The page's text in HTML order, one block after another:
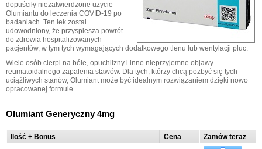
dopuściły niezatwierdzone użycie
Olumiantu do leczenia COVID-19 po
badaniach. Ten lek został
udowodniony, że przyspiesza powrót
do zdrowia hospitalizowanych
pacjentów, w tym tych wymagających dodatkowego tlenu lub wentylacji płuc.
Wiele osób cierpi na bóle, opuchlizny i inne nieprzyjemne objawy
reumatoidalnego zapalenia stawów. Dla tych, którzy chcą pozbyć się tych
uciążliwych stanów, Olumiant może być idealnym rozwiązaniem dzięki nowo
opracowanej formule.
Olumiant Generyczny 4mg
Ilość + Bonus Cena Zamów teraz